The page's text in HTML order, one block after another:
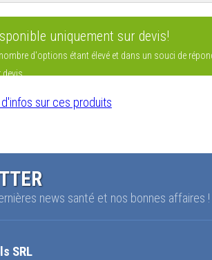
uniquement sur devis!
nombre d'options étant élevé et dans un souci de
devis.
sur ces produits
news santé et nos bonnes affaires !
SRL